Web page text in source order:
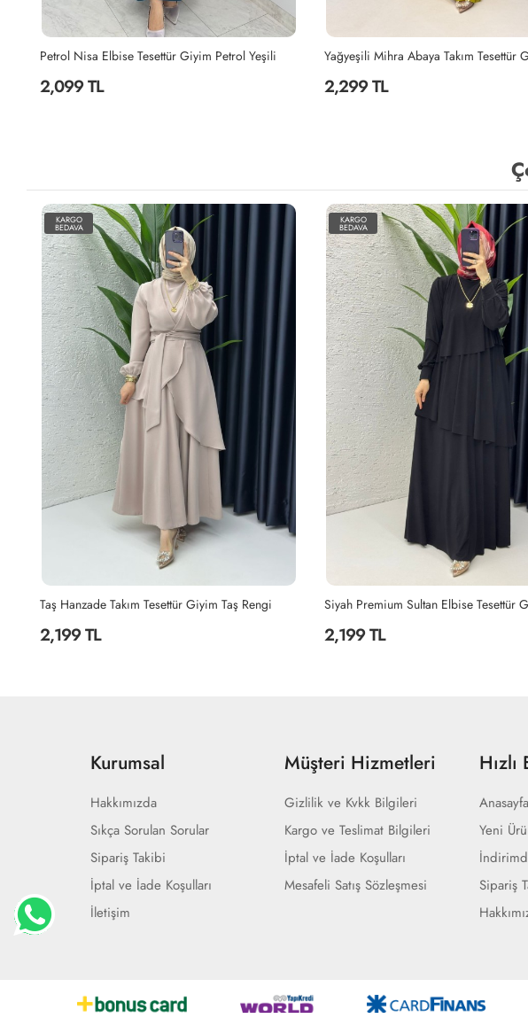
Giyim Petrol Yeşili Yağyeşili Mihra Abaya Takım Tesettür Giyim Yağ Yeşili Canan Elbise
KARGO
BEDAVA
Taş Hanzade Takım Tesettür Giyim Taş Rengi
2,199 TL
KARGO
BEDAVA
2,199 TL
Kurumsal
Hakkımızda
Sıkça Sorulan Sorular
Sipariş Takibi
İptal ve İade Koşulları
İletişim
Müşteri Hizmetleri
Gizlilik ve Kvkk Bilgileri
Kargo ve Teslimat Bilgileri
İptal ve İade Koşulları
Mesafeli Satış Sözleşmesi
Anasayfa
Yeni
Sipariş